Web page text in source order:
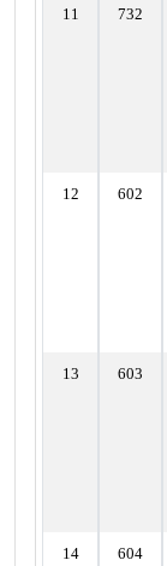
11 732
12 602
13 603
14 604